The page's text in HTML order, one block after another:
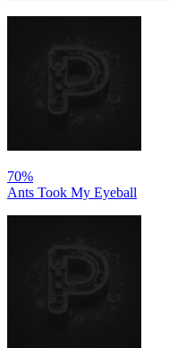
70%
Ants Took My Eyeball